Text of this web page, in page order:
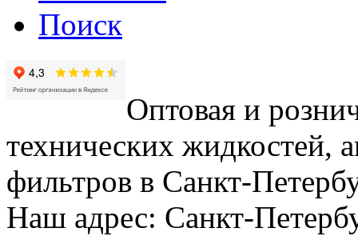
Поиск
Оптовая и
технических жидкостей,
фильтров в Санкт-
Наш адрес: Санкт-